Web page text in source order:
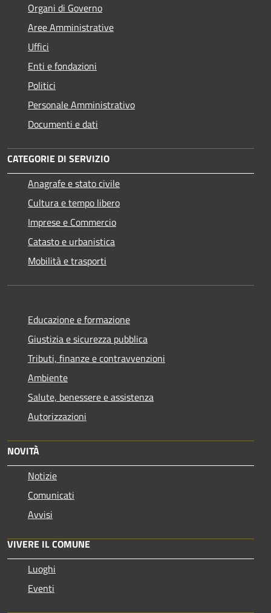
Organi di Governo
Aree Amministrative
Uffici
Enti e fondazioni
Politici
Personale Amministrativo
Documenti e dati
CATEGORIE DI SERVIZIO
Anagrafe e stato civile
Cultura e tempo libero
Imprese e Commercio
Catasto e urbanistica
Mobilità e trasporti
Educazione e formazione
Giustizia e sicurezza pubblica
Tributi, finanze e contravvenzioni
Ambiente
Salute, benessere e assistenza
Autorizzazioni
NOVITÀ
Notizie
Comunicati
Avvisi
VIVERE IL COMUNE
Luoghi
Eventi